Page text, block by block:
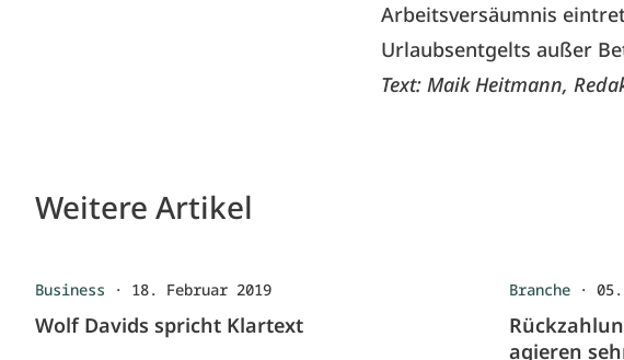
Arbeitsversäumnis
Urlaubsentgelts außer
Text: Maik Heitmann,
Weitere Artikel
Business · 18. Februar 2019
Wolf Davids spricht Klartext
Branche ·
agieren